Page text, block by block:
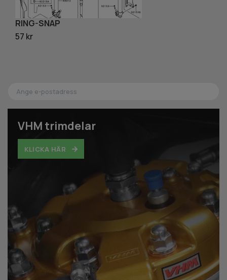
VHM trimdelar
KLICKA HÄR
RING-SNAP
57 kr